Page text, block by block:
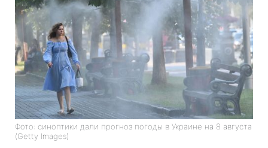
Фото: синоптики дали прогноз погоды в Украине на 8 августа
(Getty Images)